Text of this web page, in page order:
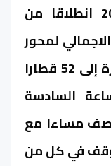
10:50 من الرباط أكدال و20:50 انطلاقا من
لمحور
الدار البيضاء – الرباط – القنيطرة إلى 52 قطارا
السادسة
مساءا مع
في كل من